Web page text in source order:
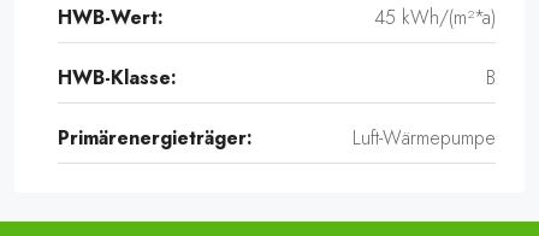
HWB-Wert: 45 kWh/(m²*a)
HWB-Klasse: B
Primärenergieträger: Luft-Wärmepumpe